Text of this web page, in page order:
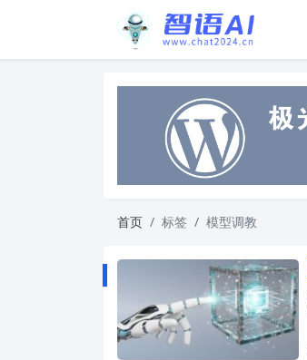
首页 标签 模型调教